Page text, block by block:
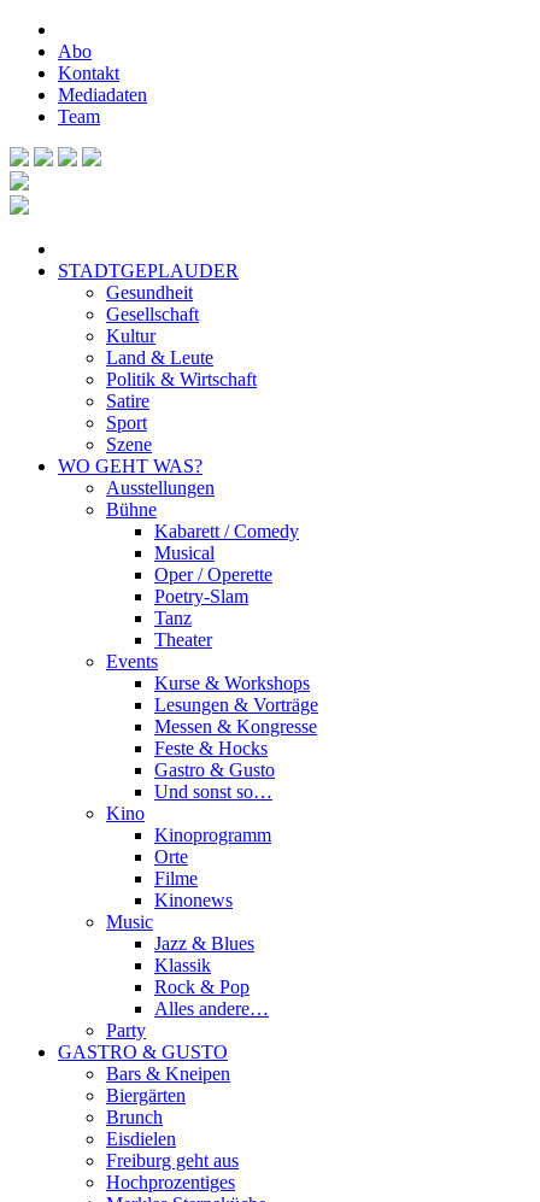
Abo
Kontakt
Mediadaten
Team
STADTGEPLAUDER
Gesundheit
Gesellschaft
Kultur
Land & Leute
Politik & Wirtschaft
Satire
Sport
Szene
WO GEHT WAS?
Ausstellungen
Bühne
Kabarett / Comedy
Musical
Oper / Operette
Poetry-Slam
Tanz
Theater
Events
Kurse & Workshops
Lesungen & Vorträge
Messen & Kongresse
Feste & Hocks
Gastro & Gusto
Und sonst so…
Kino
Kinoprogramm
Orte
Filme
Kinonews
Music
Jazz & Blues
Klassik
Rock & Pop
Alles andere…
Party
GASTRO & GUSTO
Bars & Kneipen
Biergärten
Brunch
Eisdielen
Freiburg geht aus
Hochprozentiges